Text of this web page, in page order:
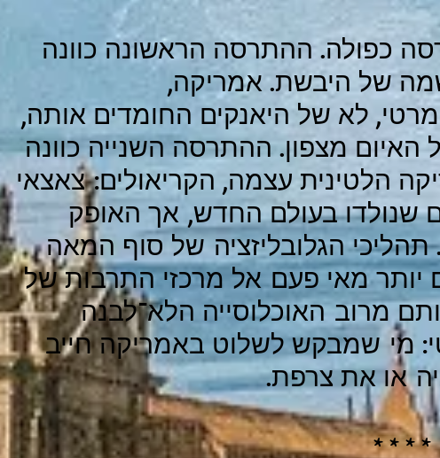
כפולה. ההתרסה הראשונה כוונה
של היבשת. אמריקה,
לא של היאנקים החומדים אותה,
מצפון. ההתרסה השנייה כוונה
הלטינית עצמה, הקריאולים: צאצאי
שנולדו בעולם החדש, אך האופק
הגלובליזציה של סוף המאה
יותר מאי פעם אל מרכזי התרבות של
מרוב האוכלוסייה הלא־לבנה
מי שמבקש לשלוט באמריקה חייב
או את צרפת.
* * * *